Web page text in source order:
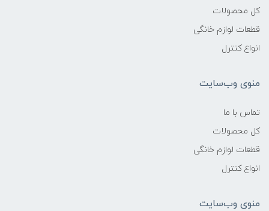
کل محصولات
قطعات لوازم خانگی
انواع کنترل
منوی وب‌سایت
تماس با ما
کل محصولات
قطعات لوازم خانگی
انواع کنترل
منوی وب‌سایت